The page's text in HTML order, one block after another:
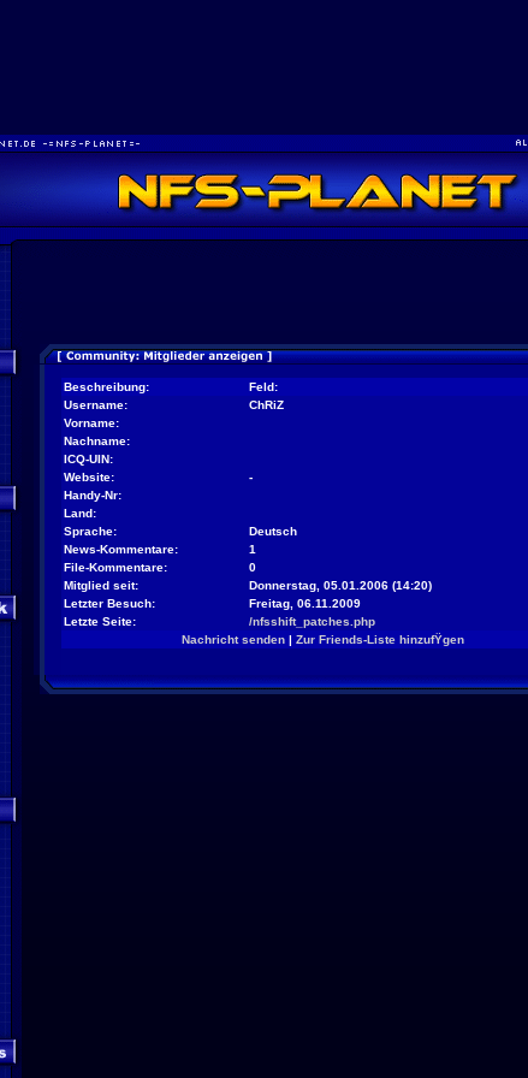
Beschreibung:
Feld:
Username:
ChRiZ
Vorname:
Nachname:
ICQ-UIN:
Website:
-
Handy-Nr:
Land:
Sprache:
Deutsch
News-Kommentare:
1
File-Kommentare:
0
Mitglied seit:
Donnerstag, 05.01.2006 (14:20)
Letzter Besuch:
Freitag, 06.11.2009
Letzte Seite:
/nfsshift_patches.php
Nachricht senden| Zur Friends-Liste hinzufŸgen